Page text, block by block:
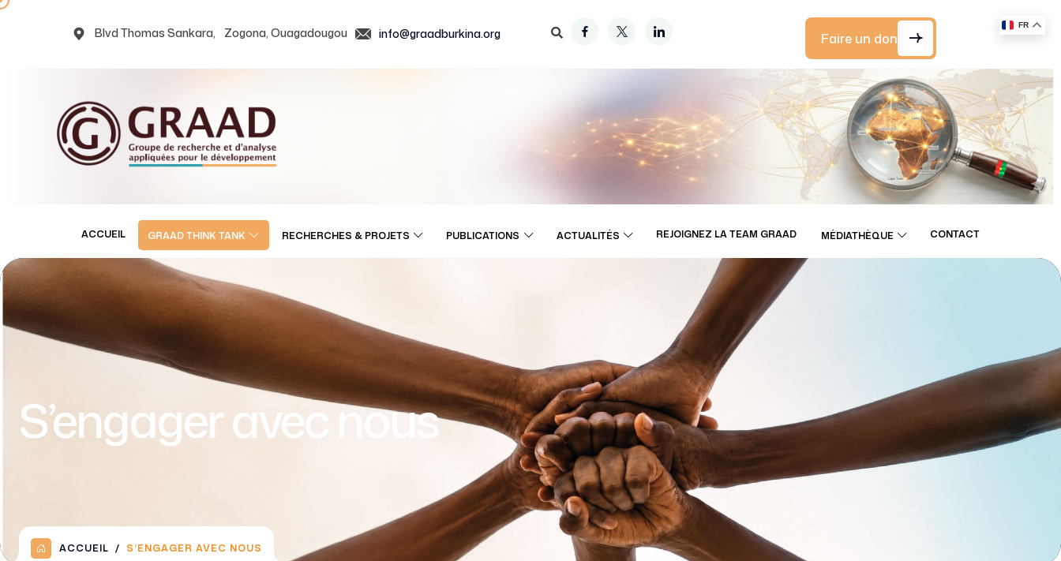
Blvd Thomas Sankara, Zogona, Ouagadougou info@graadburkina.org Faire un don
ACCUEIL GRAAD THINK TANK RECHERCHES & PROJETS PUBLICATIONS ACTUALITÉS REJOIGNEZ LA TEAM GRAAD MÉDIATHÈQUE CONTACT
S’engager avec nous
ACCUEIL S’ENGAGER AVEC NOUS
FR